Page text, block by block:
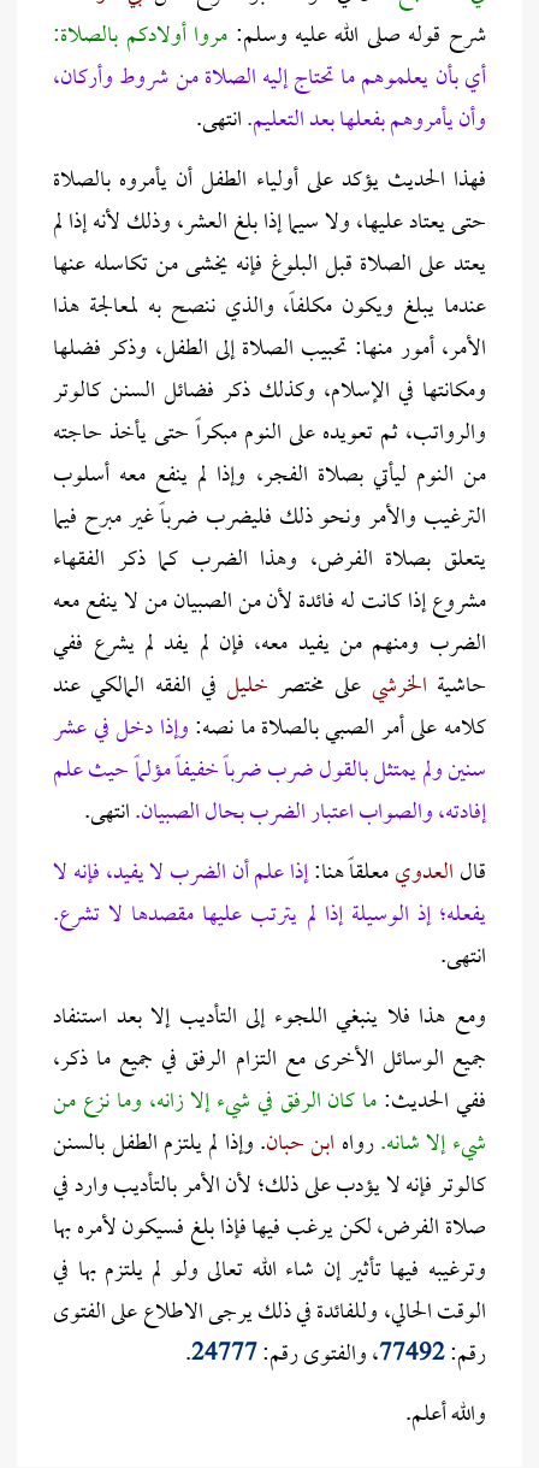
شرح قوله صلى الله عليه وسلم: مروا أولادكم بالصلاة:
أي بأن يعلموهم ما تحتاج إليه الصلاة من شروط وأركان،
وأن يأمروهم بفعلها بعد التعليم.انتهى.
فهذا الحديث يؤكد على أولياء الطفل أن يأمروه بالصلاة
حتى يعتاد عليها، ولا سيما إذا بلغ العشر، وذلك لأنه إذا لم
يعتد على الصلاة قبل البلوغ فإنه يخشى من تكاسله عنها
عندما يبلغ ويكون مكلفاً، والذي ننصح به لمعالجة هذا
الأمر، أمور منها: تحبيب الصلاة إلى الطفل، وذكر فضلها
ومكانتها في الإسلام، وكذلك ذكر فضائل السنن كالوتر
والرواتب، ثم تعويده على النوم مبكراً حتى يأخذ حاجته
من النوم ليأتي بصلاة الفجر، وإذا لم ينفع معه أسلوب
الترغيب والأمر ونحو ذلك فليضرب ضرباً غير مبرح فيما
يتعلق بصلاة الفرض، وهذا الضرب كما ذكر الفقهاء
مشروع إذا كانت له فائدة لأن من الصبيان من لا ينفع معه
الضرب ومنهم من يفيد معه، فإن لم يفد لم يشرع ففي
حاشية الخرشي على مختصرخليل في الفقه المالكي عند
كلامه على أمر الصبي بالصلاة ما نصه:وإذا دخل في عشر
سنين ولم يمتثل بالقول ضرب ضرباً خفيفاً مؤلماً حيث علم
إفادته، والصواب اعتبار الضرب بحال الصبيان.انتهى.
قالالعدويمعلقاً هنا:إذا علم أن الضرب لا يفيد، فإنه لا
يفعله؛ إذ الوسيلة إذا لم يترتب عليها مقصدها لا تشرع.
انتهى.
ومع هذا فلا ينبغي اللجوء إلى التأديب إلا بعد استنفاد
جميع الوسائل الأخرى مع التزام الرفق في جميع ما ذكر،
ففي الحديث:ما كان الرفق في شيء إلا زانه، وما نزع من
شيء إلا شانه.رواه ابن حبان. وإذا لم يلتزم الطفل بالسنن
كالوتر فإنه لا يؤدب على ذلك؛ لأن الأمر بالتأديب وارد في
صلاة الفرض، لكن يرغب فيها فإذا بلغ فسيكون لأمره بها
وترغيبه فيها تأثير إن شاء الله تعالى ولو لم يلتزم بها في
الوقت الحالي، وللفائدة في ذلك يرجى الاطلاع على الفتوى
رقم:77492، والفتوى رقم:24777
.
والله أعلم.